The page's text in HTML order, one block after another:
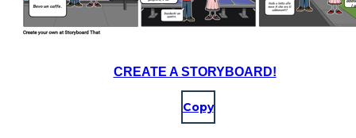
CREATE A STORYBOARD!
Copy